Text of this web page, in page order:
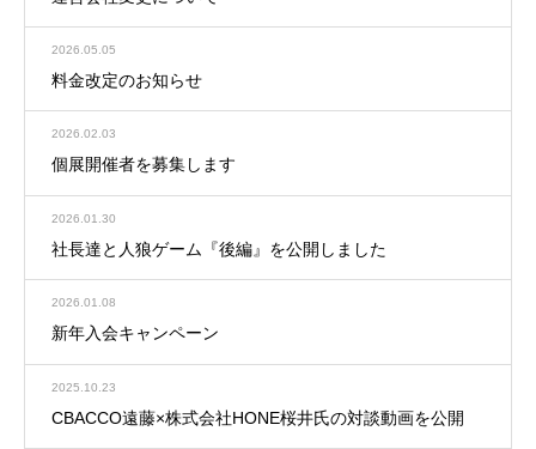
2026.05.05
料金改定のお知らせ
2026.02.03
個展開催者を募集します
2026.01.30
社長達と人狼ゲーム『後編』を公開しました
2026.01.08
新年入会キャンペーン
2025.10.23
CBACCO遠藤×株式会社HONE桜井氏の対談動画を公開